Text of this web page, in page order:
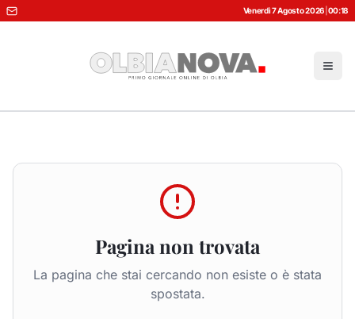
Venerdì 7 Agosto 2026 00:18
Pagina non trovata
La pagina che stai cercando non esiste o è stata
spostata.